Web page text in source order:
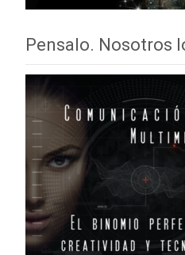
Pensalo. Nosotros